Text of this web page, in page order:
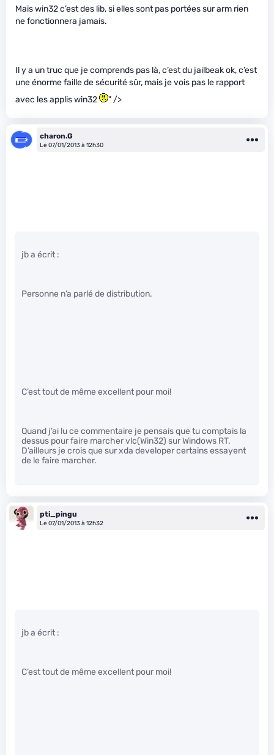
Mais win32 c’est des lib, si elles sont pas portées sur arm rien
ne fonctionnera jamais.
Il y a un truc que je comprends pas là, c’est du jailbeak ok, c’est
une énorme faille de sécurité sûr, mais je vois pas le rapport
avec les applis win32
" />
charon.G
Le 07/01/2013 à 12h30
jb a écrit :
Personne n’a parlé de distribution.
C’est tout de même excellent pour moi!
Quand j’ai lu ce commentaire je pensais que tu comptais la
dessus pour faire marcher vlc(Win32) sur Windows RT.
D’ailleurs je crois que sur xda developer certains essayent
de le faire marcher.
pti_pingu
Le 07/01/2013 à 12h32
jb a écrit :
C’est tout de même excellent pour moi!